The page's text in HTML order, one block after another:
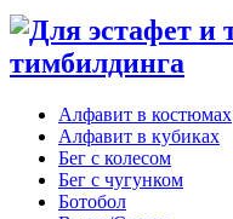
тимбилдинга
Алфавит в костюмах
Алфавит в кубиках
Бег с колесом
Бег с чугунком
Ботобол